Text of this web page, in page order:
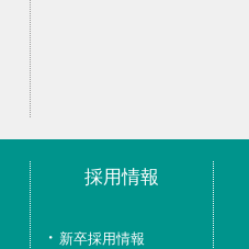
採用情報
新卒採用情報